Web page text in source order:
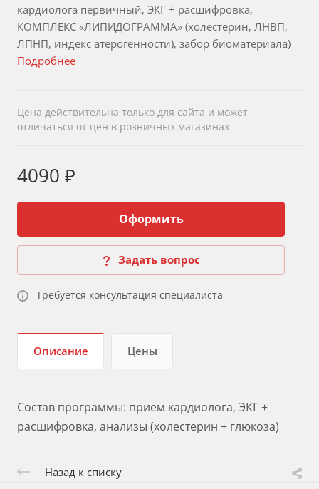
кардиолога первичный, ЭКГ + расшифровка,
КОМПЛЕКС «ЛИПИДОГРАММА» (холестерин, ЛНВП,
ЛПНП, индекс атерогенности), забор биоматериала)
Подробнее
Цена действительна только для сайта и может
отличаться от цен в розничных магазинах
4090 ₽
Оформить
Задать вопрос
Требуется консультация специалиста
Описание Цены
Состав программы: прием кардиолога, ЭКГ +
расшифровка, анализы (холестерин + глюкоза)
Назад к списку